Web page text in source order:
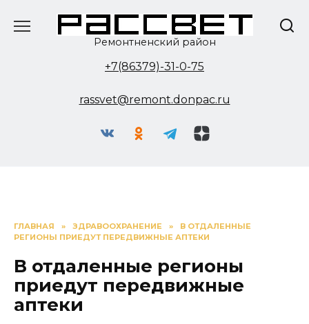
Ремонтненский район
+7(86379)-31-0-75
rassvet@remont.donpac.ru
ГЛАВНАЯ » ЗДРАВООХРАНЕНИЕ »
В ОТДАЛЕННЫЕ
РЕГИОНЫ ПРИЕДУТ ПЕРЕДВИЖНЫЕ АПТЕКИ
В отдаленные регионы
приедут передвижные
аптеки